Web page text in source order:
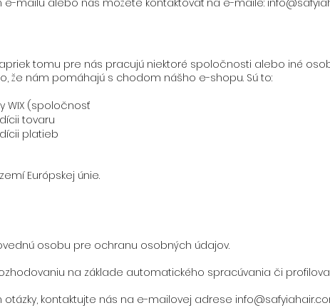
e-mailu alebo nás môžete kontaktovať na e-maile:
tomu pre nás pracujú niektoré spoločnosti alebo iné
že nám pomáhajú s chodom nášho e-shopu. Sú to:
WIX (spoločnosť
tovaru
platieb
Európskej únie.
osobu pre ochranu osobných údajov.
na základe automatického spracúvania či
kontaktujte nás na e-mailovej adrese